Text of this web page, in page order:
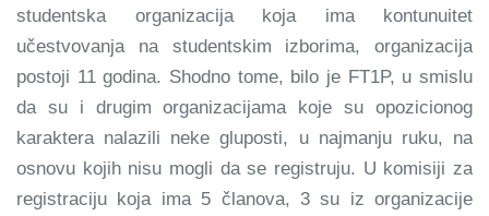
studentska organizacija koja ima kontunuitet
učestvovanja na studentskim izborima, organizacija
postoji 11 godina. Shodno tome, bilo je FT1P, u smislu
da su i drugim organizacijama koje su opozicionog
karaktera nalazili neke gluposti, u najmanju ruku, na
osnovu kojih nisu mogli da se registruju. U komisiji za
registraciju koja ima 5 članova, 3 su iz organizacije